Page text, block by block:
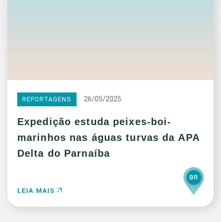
REPORTAGENS 26/05/2025
Expedição estuda peixes-boi-
marinhos nas águas turvas da APA
Delta do Parnaíba
LEIA MAIS
BR